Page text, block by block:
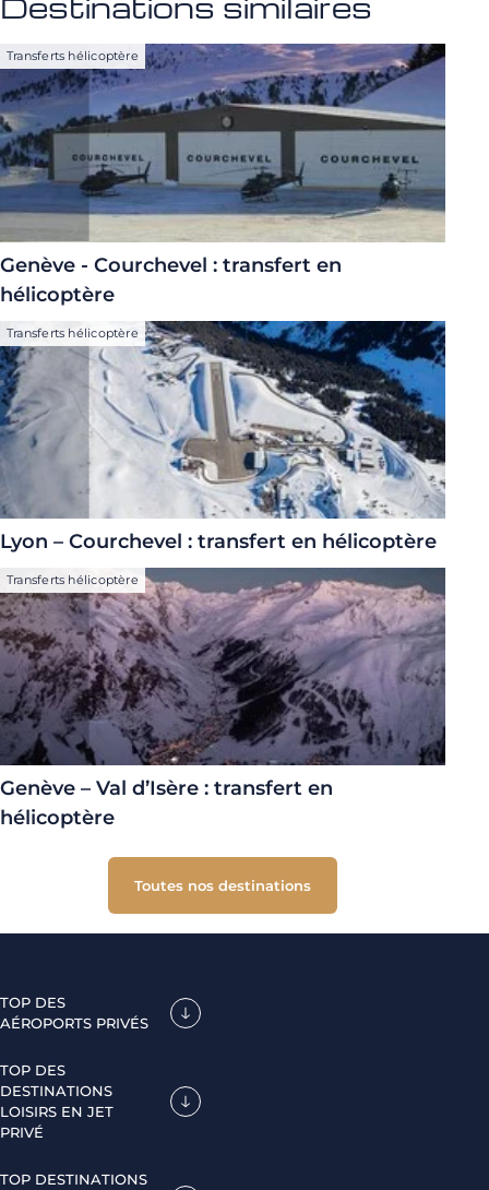
Transferts hélicoptère
Genève - Courchevel : transfert en
hélicoptère
Transferts hélicoptère
Lyon – Courchevel : transfert en hélicoptère
Transferts hélicoptère
Genève – Val d’Isère : transfert en
hélicoptère
Toutes nos destinations
TOP DES
AÉROPORTS PRIVÉS
TOP DES
DESTINATIONS
LOISIRS EN JET
PRIVÉ
TOP DESTINATIONS